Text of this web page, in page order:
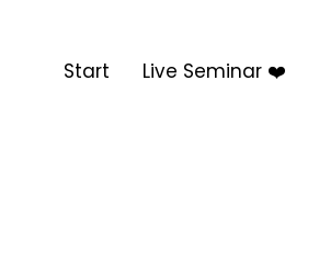
Start Live Seminar ❤️